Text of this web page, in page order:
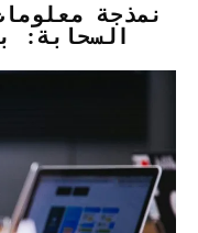
نمذجة
السحابة: